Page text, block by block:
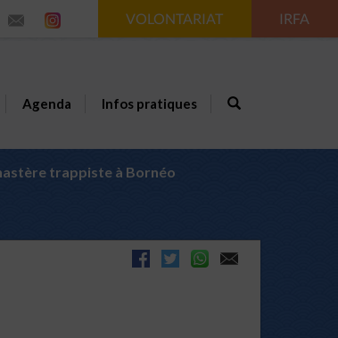
VOLONTARIAT IRFA
Agenda Infos pratiques
trappiste à Bornéo